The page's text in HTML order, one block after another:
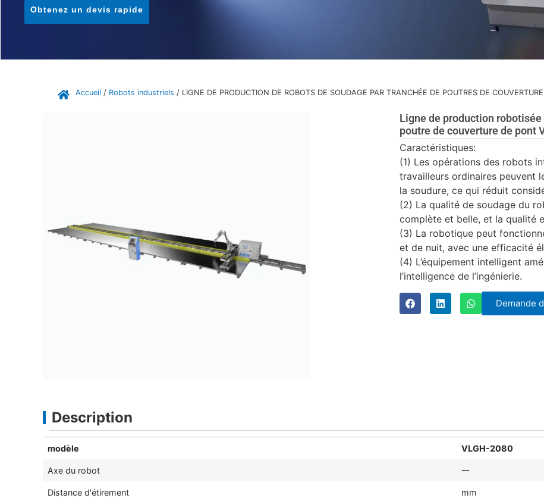
Obtenez un devis rapide
Accueil / Robots industriels / LIGNE DE PRODUCTION DE ROBOTS DE SOUDAGE PAR TRANCHÉE DE POUTRES DE
Ligne de production
poutre de couverture de pont
Caractéristiques:
(1) Les opérations des robots
travailleurs ordinaires peuvent
la soudure, ce qui réduit
(2) La qualité de soudage du
complète et belle, et la qualité
(3) La robotique peut
et de nuit, avec une efficacité
(4) L’équipement intelligent
l’intelligence de l’ingénierie.
Demande
Description
modèle VLGH-2080
Axe du robot 一
Distance d'étirement mm